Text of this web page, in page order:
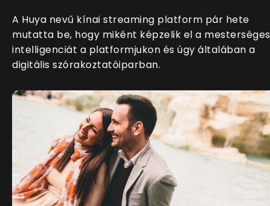
A Huya nevű kínai streaming platform pár hete
mutatta be, hogy miként képzelik el a mesterséges
intelligenciát a platformjukon és úgy általában a
digitális szórakoztatóiparban.